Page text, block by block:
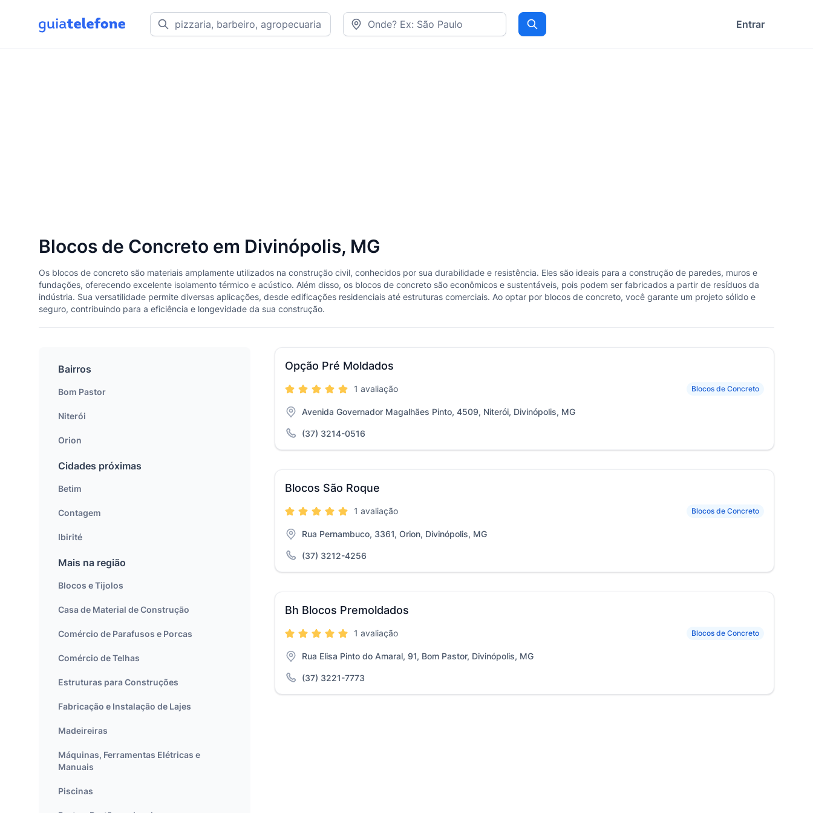
Procurar Entrar
Blocos de Concreto em Divinópolis, MG
Os blocos de concreto são materiais amplamente utilizados na construção civil, conhecidos por sua durabilidade e resistência. Eles são ideais para a construção de paredes, muros e
fundações, oferecendo excelente isolamento térmico e acústico. Além disso, os blocos de concreto são econômicos e sustentáveis, pois podem ser fabricados a partir de resíduos da
indústria. Sua versatilidade permite diversas aplicações, desde edificações residenciais até estruturas comerciais. Ao optar por blocos de concreto, você garante um projeto sólido e
seguro, contribuindo para a eficiência e longevidade da sua construção.
Opção Pré Moldados
Blocos de Concreto
1 avaliação
Avenida Governador Magalhães Pinto, 4509, Niterói, Divinópolis, MG
(37) 3214-0516
Blocos São Roque
Blocos de Concreto
1 avaliação
Rua Pernambuco, 3361, Orion, Divinópolis, MG
(37) 3212-4256
Bh Blocos Premoldados
Blocos de Concreto
1 avaliação
Rua Elisa Pinto do Amaral, 91, Bom Pastor, Divinópolis, MG
(37) 3221-7773
Bairros
Bom Pastor
Niterói
Orion
Cidades próximas
Betim
Contagem
Ibirité
Mais na região
Blocos e Tijolos
Casa de Material de Construção
Comércio de Parafusos e Porcas
Comércio de Telhas
Estruturas para Construções
Fabricação e Instalação de Lajes
Madeireiras
Máquinas, Ferramentas Elétricas e
Manuais
Piscinas